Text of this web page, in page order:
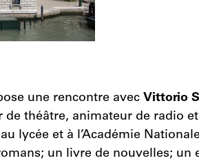
une rencontre avec Vittorio
de théâtre, animateur de radio
lycée et à l’Académie
un livre de nouvelles; un